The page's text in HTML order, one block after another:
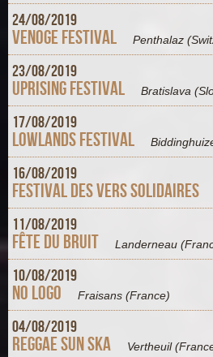
24/08/2019
Venoge Festival Penthalaz
23/08/2019
Uprising Festival Bratislava
17/08/2019
Lowlands Festival
16/08/2019
Festival des Vers Solidaires
11/08/2019
Fête du bruit Landerneau
10/08/2019
No Logo Fraisans (France)
04/08/2019
Reggae Sun Ska Vertheuil